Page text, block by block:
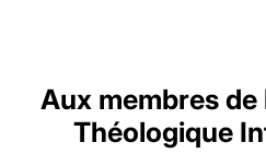
Aux membres de
Théologique